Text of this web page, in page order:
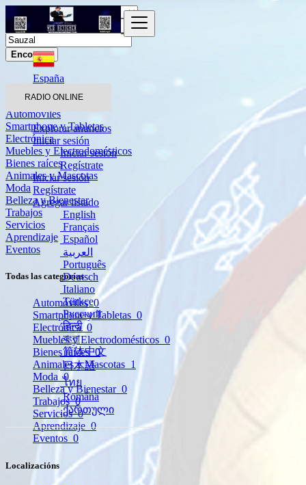
RADIO ONLINE
Explorar anuncios
Iniciar sesión
Iniciar sesión
Regístrate
Iniciar sesión
Regístrate
Agregar listado
English
Français
Español
العربية
Português
Deutsch
Italiano
Türkçe
Русский
हिन्दी
বাংলা
简体中文
日本語
ไทย
Română
ქართული
Encontrar
España
Automóviles
Smartphone y Tabletas
Electrónica
Muebles y Electrodomésticos
Bienes raíces
Animales y Mascotas
Moda
Belleza y Bienestar
Trabajos
Servicios
Aprendizaje
Eventos
Todas las categorías
Automóviles0
Smartphone y Tabletas 0
Electrónica 0
Muebles y Electrodomésticos 0
Bienes raíces0
Animales y Mascotas 1
Moda 0
Belleza y Bienestar 0
Trabajos0
Servicios0
Aprendizaje 0
Eventos 0
Localizacións